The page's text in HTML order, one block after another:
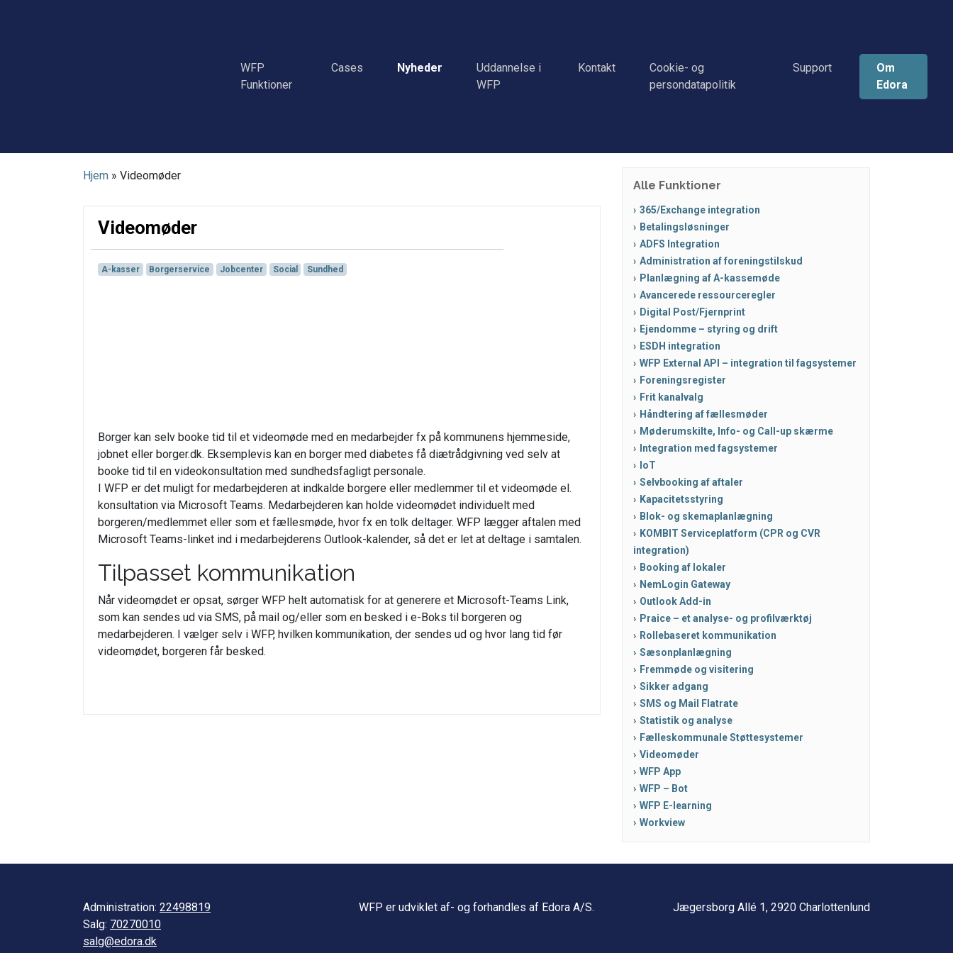
WFP
Funktioner
Cases Nyheder
Uddannelse i
WFP
Kontakt
Cookie- og
persondatapolitik
Support
Om
Edora
Hjem » Videomøder
Videomøder
A-kasser Borgerservice Jobcenter Social Sundhed
Borger kan selv booke tid til et videomøde med en medarbejder fx på kommunens hjemmeside,
jobnet eller borger.dk. Eksemplevis kan en borger med diabetes få diætrådgivning ved selv at
booke tid til en videokonsultation med sundhedsfagligt personale.
I WFP er det muligt for medarbejderen at indkalde borgere eller medlemmer til et videomøde el.
konsultation via Microsoft Teams. Medarbejderen kan holde videomødet individuelt med
borgeren/medlemmet eller som et fællesmøde, hvor fx en tolk deltager. WFP lægger aftalen med
Microsoft Teams-linket ind i medarbejderens Outlook-kalender, så det er let at deltage i samtalen.
Tilpasset kommunikation
Når videomødet er opsat, sørger WFP helt automatisk for at generere et Microsoft-Teams Link,
som kan sendes ud via SMS, på mail og/eller som en besked i e-Boks til borgeren og
medarbejderen. I vælger selv i WFP, hvilken kommunikation, der sendes ud og hvor lang tid før
videomødet, borgeren får besked.
Alle Funktioner
365/Exchange integration
Betalingsløsninger
ADFS Integration
Administration af foreningstilskud
Planlægning af A-kassemøde
Avancerede ressourceregler
Digital Post/Fjernprint
Ejendomme – styring og drift
ESDH integration
WFP External API – integration til fagsystemer
Foreningsregister
Frit kanalvalg
Håndtering af fællesmøder
Møderumskilte, Info- og Call-up skærme
Integration med fagsystemer
IoT
Selvbooking af aftaler
Kapacitetsstyring
Blok- og skemaplanlægning
KOMBIT Serviceplatform (CPR og CVR
integration)
Booking af lokaler
NemLogin Gateway
Outlook Add-in
Praice – et analyse- og profilværktøj
Rollebaseret kommunikation
Sæsonplanlægning
Fremmøde og visitering
Sikker adgang
SMS og Mail Flatrate
Statistik og analyse
Fælleskommunale Støttesystemer
Videomøder
WFP App
WFP – Bot
WFP E-learning
Workview
Administration: 22498819
Salg: 70270010
salg@edora.dk
WFP er udviklet af- og forhandles af Edora A/S. Jægersborg Allé 1, 2920 Charlottenlund